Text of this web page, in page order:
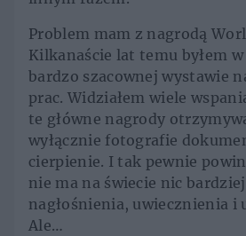
Problem mam z nagrodą
Kilkanaście lat temu byłem w
bardzo szacownej wystawie
prac. Widziałem wiele
te główne nagrody
wyłącznie fotografie
cierpienie. I tak pewnie
nie ma na świecie nic
nagłośnienia, uwiecznienia i
Ale…